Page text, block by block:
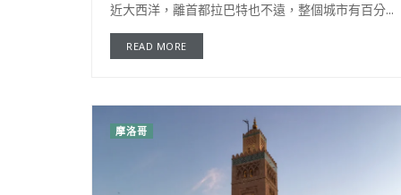
近大西洋，離首都拉巴特也不遠，整個城市有百分...
READ MORE
摩洛哥